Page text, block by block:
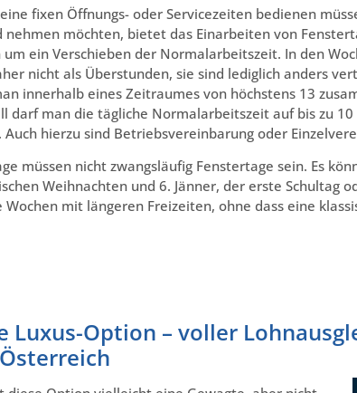
fixen Öffnungs- oder Servicezeiten bedienen
nehmen möchten, bietet das Einarbeiten von
ein Verschieben der Normalarbeitszeit. In den
nicht als Überstunden, sie sind lediglich anders
innerhalb eines Zeitraumes von höchstens 13
darf man die tägliche Normalarbeitszeit auf bis zu
Auch hierzu sind Betriebsvereinbarung oder
müssen nicht zwangsläufig Fenstertage sein. Es
Weihnachten und 6. Jänner, der erste Schultag
mit längeren Freizeiten, ohne dass eine
Luxus-Option – voller